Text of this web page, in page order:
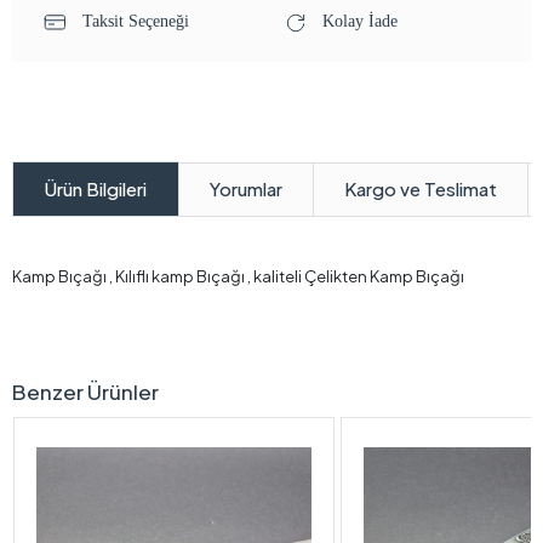
Taksit Seçeneği Kolay İade
Ürün Bilgileri Yorumlar Kargo ve Teslimat
Kamp Bıçağı , Kılıflı kamp Bıçağı , kaliteli Çelikten Kamp Bıçağı
Benzer Ürünler